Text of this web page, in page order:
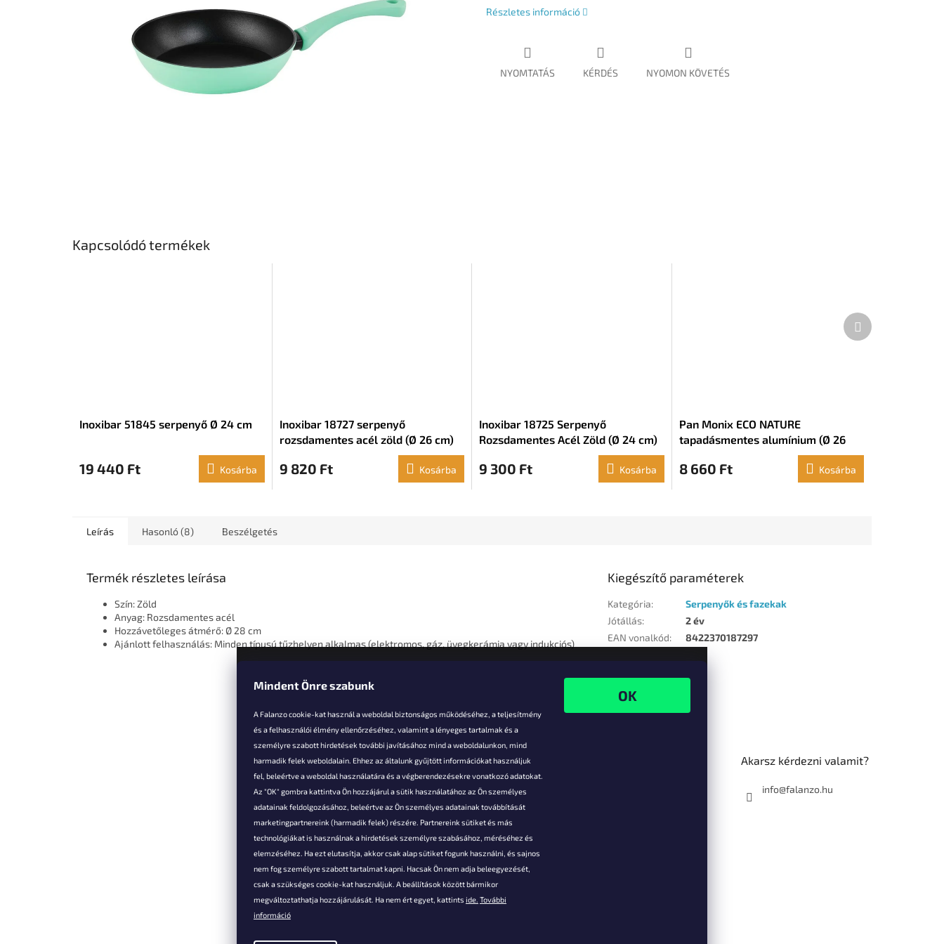
Mindent Önre szabunk
A Falanzo cookie-kat használ a weboldal biztonságos működéséhez, a teljesítmény
és a felhasználói élmény ellenőrzéséhez, valamint a lényeges tartalmak és a
személyre szabott hirdetések további javításához mind a weboldalunkon, mind
harmadik felek weboldalain. Ehhez az általunk gyűjtött információkat használjuk
fel, beleértve a weboldal használatára és a végberendezésekre vonatkozó adatokat.
Az "OK" gombra kattintva Ön hozzájárul a sütik használatához az Ön személyes
adatainak feldolgozásához, beleértve az Ön személyes adatainak továbbítását
marketingpartnereink (harmadik felek) részére. Partnereink sütiket és más
technológiákat is használnak a hirdetések személyre szabásához, méréséhez és
elemzéséhez. Ha ezt elutasítja, akkor csak alap sütiket fogunk használni, és sajnos
nem fog személyre szabott tartalmat kapni. Hacsak Ön nem adja beleegyezését,
csak a szükséges cookie-kat használjuk. A beállítások között bármikor
megváltoztathatja hozzájárulását. Ha nem ért egyet, kattints ide. További
információ
Részletes információ
NYOMTATÁS KÉRDÉS NYOMON KÖVETÉS
Kapcsolódó termékek
Inoxibar 51845 serpenyő Ø 24 cm
19 440 Ft Kosárba
Inoxibar 18727 serpenyő
rozsdamentes acél zöld (Ø 26 cm)
9 820 Ft Kosárba
Inoxibar 18725 Serpenyő
Rozsdamentes Acél Zöld (Ø 24 cm)
9 300 Ft Kosárba
Pan Monix ECO NATURE
tapadásmentes alumínium (Ø 26
8 660 Ft Kosárba
Következő
termék
Leírás Hasonló (8) Beszélgetés
Termék részletes leírása
Szín: Zöld
Anyag: Rozsdamentes acél
Hozzávetőleges átmérő: Ø 28 cm
Ajánlott felhasználás: Minden típusú tűzhelyen alkalmas (elektromos, gáz, üvegkerámia vagy indukciós)
Kiegészítő paraméterek
Kategória:
Serpenyők és fazekak
Jótállás:
2 év
EAN vonalkód: 8422370187297
Vevőknek
Hűségkedvezmények
Szállítás és fizetés
Panaszok és áruk
visszaküldése
Általános Szerződési
Feltételek
A személyes adatok
védelmének feltételei
Elérhetőségi adatok
Akarsz kérdezni valamit?
info@falanzo.hu